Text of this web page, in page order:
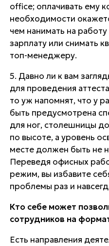
office; оплачивать ему
необходимости
чем нанимать на
зарплату или снимать
топ-менеджеру.
5. Давно ли к вам
для проведения
то уж напомнят, что у
быть предусмотрена
для ног, столешницы
по высоте, а уровень
месте должен быть не
Переведя офисных
режим, вы избавите
проблемы раз и
Кто себе может
сотрудников на
Есть направления